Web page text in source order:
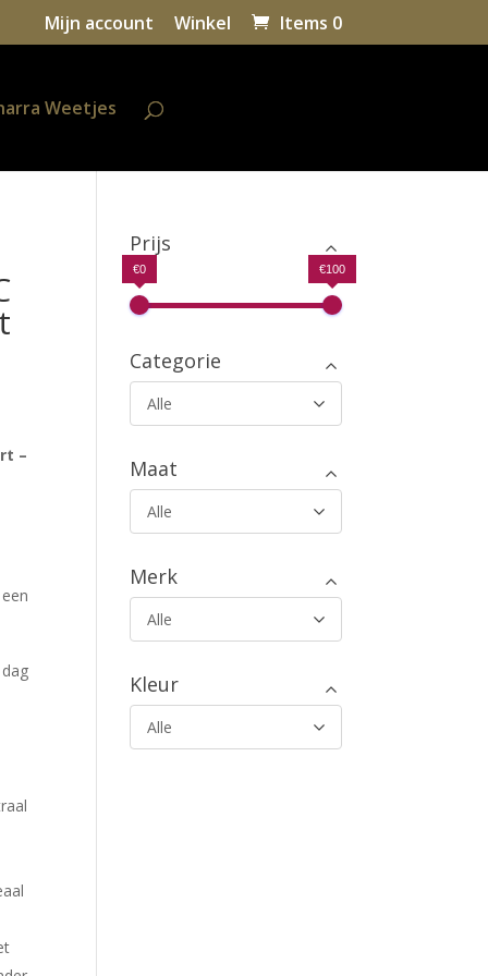
Mijn account Winkel Items 0
Weetjes
–
Prijs
€0 €100
Categorie
Alle
Maat
Alle
Merk
Alle
Kleur
Alle